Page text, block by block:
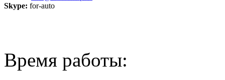
Skype: for-auto
Время работы: